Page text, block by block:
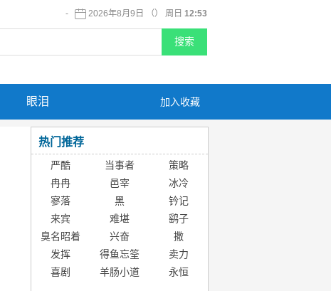
- 2026年8月9日 （） 周日 12:53
加入收藏
眼泪
热门推荐
严酷 当事者
策略
冉冉
邑宰
冰冷
寥落
黑
钤记
来宾
难堪
鹞子
臭名昭着
兴奋
撒
发挥
得鱼忘筌
卖力
喜剧
羊肠小道 永恒